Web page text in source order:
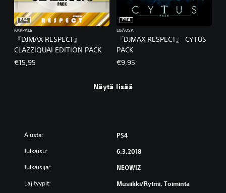
『DJMAX RESPECT』
CLAZZIQUAI EDITION PACK
PS4
KAPPALE
€15,95
『DJMAX RESPECT』 CYTUS
PACK
PS4
LISÄOSA
€9,95
Näytä lisää
Alusta: PS4
Julkaisu: 6.3.2018
Julkaisija: NEOWIZ
Lajityypit: Musiikki/rytmi, Toiminta